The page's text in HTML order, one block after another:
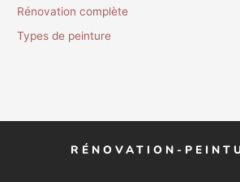
Rénovation complète
Types de peinture
RÉNOVATION-